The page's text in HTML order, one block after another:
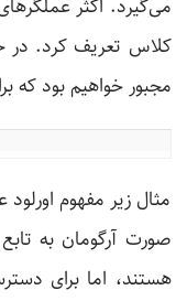
می‌گیرد. اکثر
کلاس تعریف کرد. در
مجبور خواهیم بود که
مثال زیر مفهوم
صورت آرگومان به